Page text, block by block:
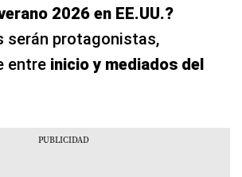
2026 en EE.UU.?
serán protagonistas,
entre inicio y mediados del